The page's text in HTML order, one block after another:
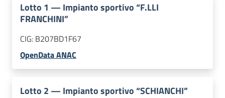
Lotto 1 — Impianto sportivo “F.LLI
FRANCHINI”
CIG: B207BD1F67
OpenData ANAC
Lotto 2 — Impianto sportivo “SCHIANCHI”